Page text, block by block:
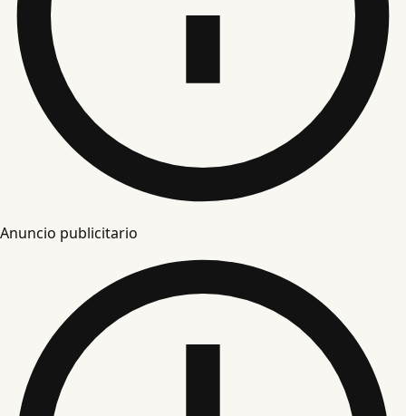
Anuncio publicitario